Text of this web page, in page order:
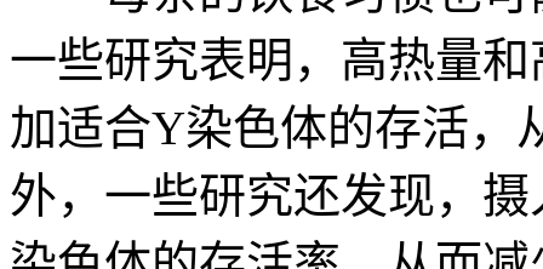
一些研究表明，高热量
加适合Y染色体的存活，
外，一些研究还发现，